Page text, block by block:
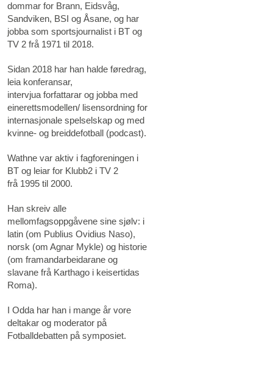
dommar for Brann, Eidsvåg,
Sandviken, BSI og Åsane, og har
jobba som sportsjournalist i BT og
TV 2 frå 1971 til 2018.
Sidan 2018 har han halde føredrag,
leia konferansar,
intervjua forfattarar og jobba med
einerettsmodellen/ lisensordning for
internasjonale spelselskap og med
kvinne- og breiddefotball (podcast).
Wathne var aktiv i fagforeningen i
BT og leiar for Klubb2 i TV 2
frå 1995 til 2000.
Han skreiv alle
mellomfagsoppgåvene sine sjølv: i
latin (om Publius Ovidius Naso),
norsk (om Agnar Mykle) og historie
(om framandarbeidarane og
slavane frå Karthago i keisertidas
Roma).
I Odda har han i mange år vore
deltakar og moderator på
Fotballdebatten på symposiet.